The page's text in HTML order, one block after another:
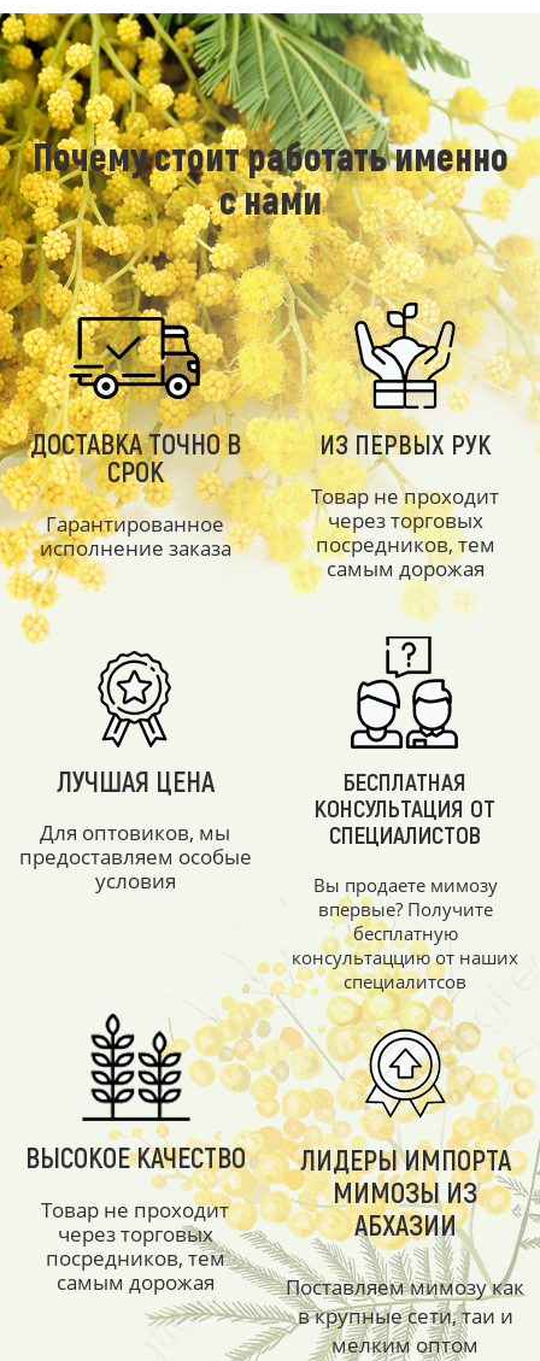
Почему стоит работать именно
с нами
ДОСТАВКА ТОЧНО В
СРОК
Гарантированное
исполнение заказа
ИЗ ПЕРВЫХ РУК
Товар не проходит
через торговых
посредников, тем
самым дорожая
ЛУЧШАЯ ЦЕНА
Для оптовиков, мы
предоставляем особые
условия
БЕСПЛАТНАЯ
КОНСУЛЬТАЦИЯ ОТ
СПЕЦИАЛИСТОВ
Вы продаете мимозу
впервые? Получите
бесплатную
консультаццию от наших
специалитсов
ВЫСОКОЕ КАЧЕСТВО
Товар не проходит
через торговых
посредников, тем
самым дорожая
ЛИДЕРЫ ИМПОРТА
МИМОЗЫ ИЗ
АБХАЗИИ
Поставляем мимозу как
в крупные сети, таи и
мелким оптом